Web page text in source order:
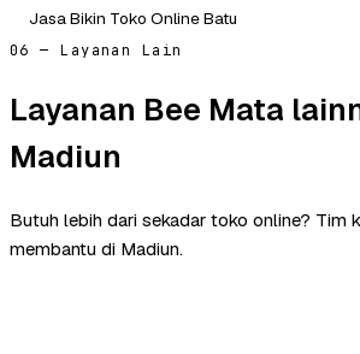
Jasa Bikin Toko Online Batu
06 — Layanan Lain
Layanan Bee Mata
Madiun
Butuh lebih dari sekadar toko online? Tim
membantu di Madiun.